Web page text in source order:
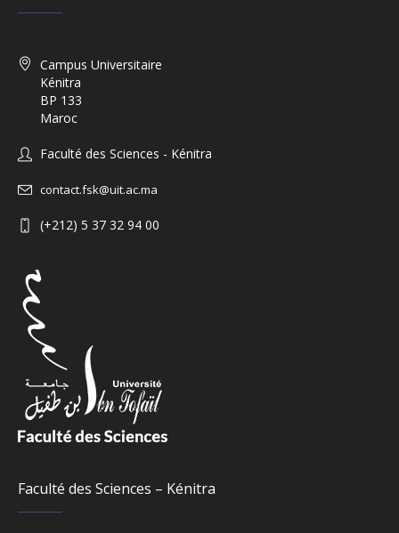
Campus Universitaire
Kénitra
BP 133
Maroc
Faculté des Sciences - Kénitra
contact.fsk@uit.ac.ma
(+212) 5 37 32 94 00
Faculté des Sciences – Kénitra